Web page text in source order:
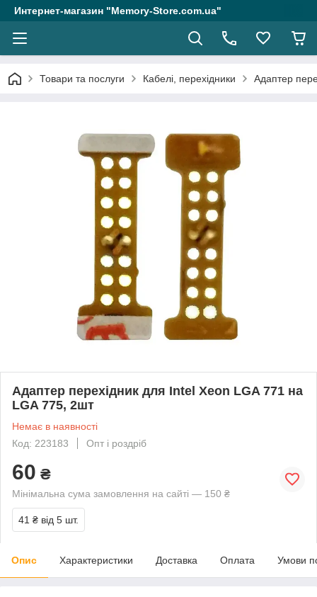
Интернет-магазин "Memory-Store.com.ua"
Товари та послуги Кабелі, перехідники Адаптер
Адаптер перехідник для Intel Xeon LGA 771 на
LGA 775, 2шт
Немає в наявності
Код: 223183
Опт і роздріб
60 ₴
Мінімальна сума замовлення на сайті — 150 ₴
41 ₴ від 5 шт.
Опис Характеристики Доставка Оплата Умови